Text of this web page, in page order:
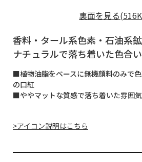
裏面を見る
香料・タール系色素・石油系
ナチュラルで落ち着いた色合い
■植物油脂をベースに無機顔料のみで
の口紅
■ややマットな質感で落ち着いた雰囲
>アイコン説明はこちら